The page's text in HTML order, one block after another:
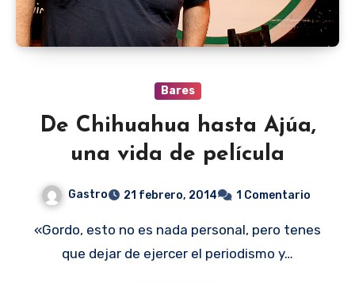
Bares
De Chihuahua hasta Ajúa,
una vida de película
Gastro 21 febrero, 2014 1 Comentario
«Gordo, esto no es nada personal, pero tenes
que dejar de ejercer el periodismo y…